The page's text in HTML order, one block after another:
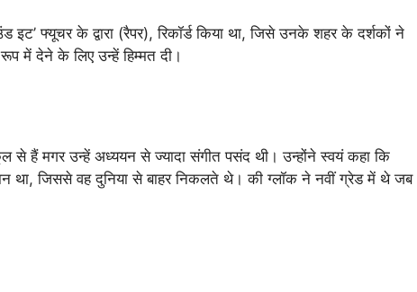
इट’ फ्यूचर के द्वारा (रैपर), रिकॉर्ड किया था, जिसे उनके शहर के दर्शकों ने
में देने के लिए उन्हें हिम्मत दी।
से हैं मगर उन्हें अध्ययन से ज्यादा संगीत पसंद थी। उन्होंने स्वयं कहा कि
था, जिससे वह दुनिया से बाहर निकलते थे। की ग्लॉक ने नवीं ग्रेड में थे जब